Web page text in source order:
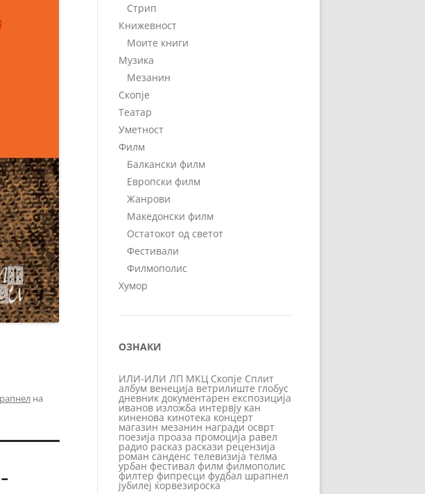
на
Стрип
Книжевност
Моите книги
Музика
Мезанин
Скопје
Театар
Уметност
Филм
Балкански филм
Европски филм
Жанрови
Македонски филм
Остатокот од светот
Фестивали
Филмополис
Хумор
ОЗНАКИ
ИЛИ-ИЛИ ЛП МКЦ Скопје Сплит
албум венеција ветрилиште глобус
дневник документарен експозиција
иванов изложба интервју кан
киненова кинотека концерт
магазин мезанин награди осврт
поезија проаза промоција равел
радио расказ раскази рецензија
роман санденс телевизија телма
урбан фестивал филм филмополис
филтер фипресци фудбал шрапнел
јубилеј ќорвезироска